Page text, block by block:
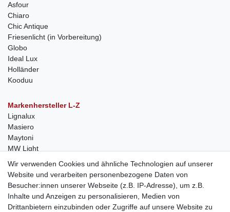
Asfour
Chiaro
Chic Antique
Friesenlicht (in Vorbereitung)
Globo
Ideal Lux
Holländer
Kooduu
Markenhersteller L-Z
Lignalux
Masiero
Maytoni
MW Light
Anfragen von Herstellern
Sie sind Lampen-Hersteller und suchen einen Vertriebspartner in
Wir verwenden Cookies und ähnliche Technologien auf unserer
Website und verarbeiten personenbezogene Daten von
Besucher:innen unserer Webseite (z.B. IP-Adresse), um z.B.
Inhalte und Anzeigen zu personalisieren, Medien von
Drittanbietern einzubinden oder Zugriffe auf unsere Website zu